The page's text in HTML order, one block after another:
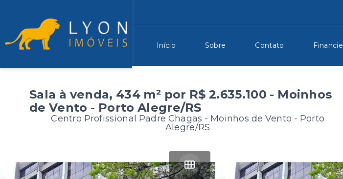
Início Sobre Contato Financie
Sala à venda, 434 m² por R$ 2.635.100 - Moinhos
de Vento - Porto Alegre/RS
Centro Profissional Padre Chagas - Moinhos de Vento - Porto
Alegre/RS